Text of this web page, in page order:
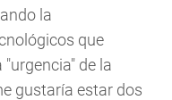
la
que
de la
gustaría estar dos